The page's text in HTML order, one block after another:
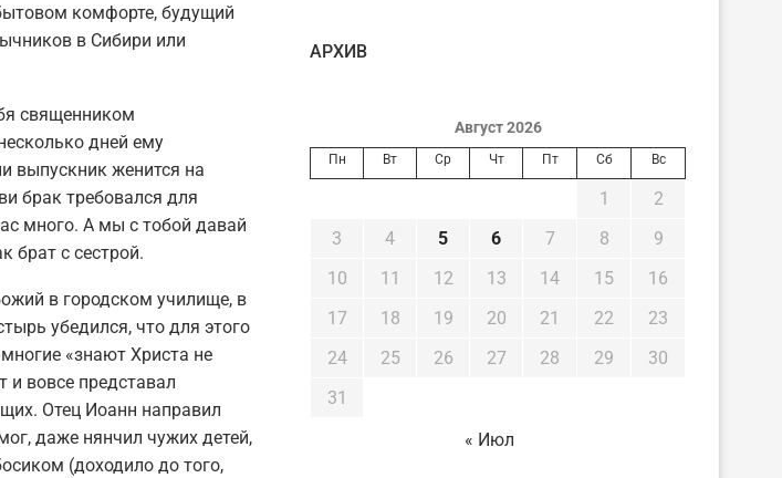
комфорте, будущий
в Сибири или
священником
дней ему
выпускник женится на
брак требовался для
много. А мы с тобой давай
брат с сестрой.
в городском училище, в
убедился, что для этого
«знают Христа не
вовсе представал
Отец Иоанн направил
даже нянчил чужих детей,
(доходило до того,
AРХИВ
Август 2026
Пн Вт Ср Чт Пт Сб Вс
1
2
3
4 5 6 7 8
9
10
11 12 13 14 15
16
17
18 19 20 21 22
23
24
25 26 27 28 29
30
31
« Июл